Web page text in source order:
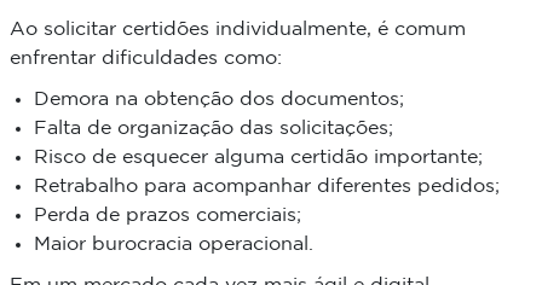
Ao solicitar certidões individualmente, é comum
enfrentar dificuldades como:
Demora na obtenção dos documentos;
Falta de organização das solicitações;
Risco de esquecer alguma certidão importante;
Retrabalho para acompanhar diferentes pedidos;
Perda de prazos comerciais;
Maior burocracia operacional.